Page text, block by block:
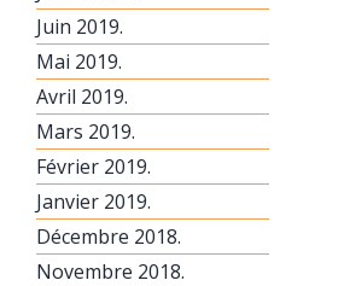
Juin 2019.
Mai 2019.
Avril 2019.
Mars 2019.
Février 2019.
Janvier 2019.
Décembre 2018.
Novembre 2018.